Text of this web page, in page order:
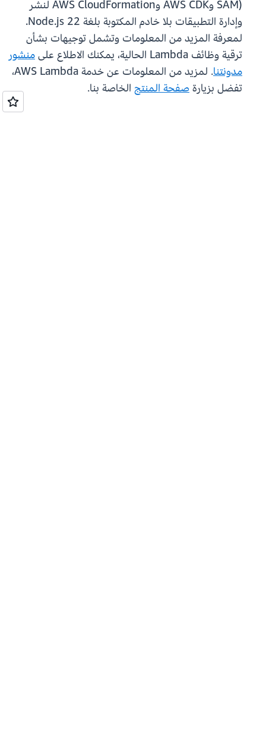
SAM) وAWS CDK وAWS CloudFormation لنشر
وإدارة التطبيقات بلا خادم المكتوبة بلغة Node.js 22.
لمعرفة المزيد من المعلومات وتشمل توجيهات بشأن
ترقية وظائف Lambda الحالية، يمكنك الاطلاع على
منشور
مدونتنا
. لمزيد من المعلومات عن خدمة AWS Lambda،
تفضل بزيارةصفحة المنتج الخاصة بنا.